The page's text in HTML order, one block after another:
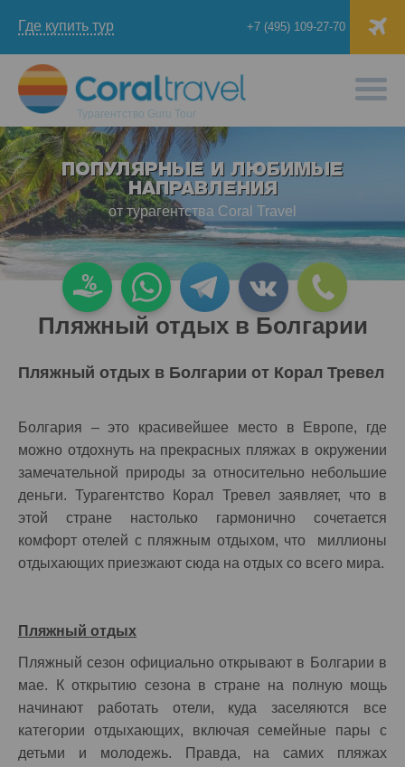
Где купить тур +7 (495) 109-27-70
Турагентство Guru Tour
ПОПУЛЯРНЫЕ И ЛЮБИМЫЕ
НАПРАВЛЕНИЯ
от турагентства Coral Travel
Пляжный отдых в Болгарии
Пляжный отдых в Болгарии от Корал Тревел
Болгария – это красивейшее место в Европе, где
можно отдохнуть на прекрасных пляжах в окружении
замечательной природы за относительно небольшие
деньги. Турагентство Корал Тревел заявляет, что в
этой стране настолько гармонично сочетается
комфорт отелей с пляжным отдыхом, что миллионы
отдыхающих приезжают сюда на отдых со всего мира.
Пляжный отдых
Пляжный сезон официально открывают в Болгарии в
мае. К открытию сезона в стране на полную мощь
начинают работать отели, куда заселяются все
категории отдыхающих, включая семейные пары с
детьми и молодежь. Правда, на самих пляжах